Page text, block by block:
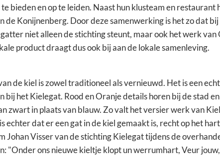
bieden en op te leiden. Naast hun klusteam en restaurant
de Konijnenberg. Door deze samenwerking is het zo dat bij
niet alleen de stichting steunt, maar ook het werk van
product draagt dus ook bij aan de lokale samenleving.
de kiel is zowel traditioneel als vernieuwd. Het is een
bij het Kielegat. Rood en Oranje details horen bij de stad
zwart in plaats van blauw. Zo valt het versier werk van
echter dat er een gat in de kiel gemaakt is, recht op het
Johan Visser van de stichting Kielegat tijdens de
"Onder ons nieuwe kieltje klopt un werrumhart, Veur